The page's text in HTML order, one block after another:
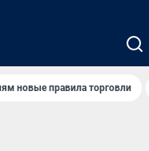
новые правила торговли